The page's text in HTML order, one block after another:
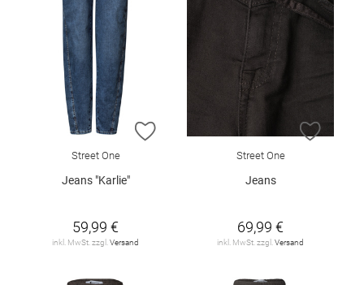
ZUR WUNSCHLISTE HINZUFÜGEN
Street One
Jeans "Karlie"
59,99 €
inkl. MwSt. zzgl. Versand
ZUR
Street One
Jeans
69,99 €
inkl. MwSt. zzgl. Versand